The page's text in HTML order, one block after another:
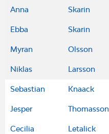
Anna Skarin
Ebba Skarin
Myran Olsson
Niklas Larsson
Sebastian Knaack
Jesper Thomasson
Cecilia Letalick